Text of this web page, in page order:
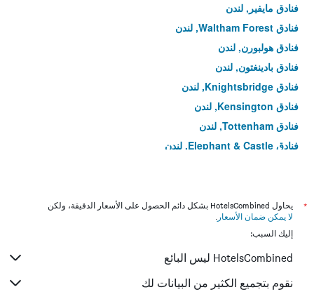
فنادق مايفير, لندن
فنادق Waltham Forest, لندن
فنادق هولبورن, لندن
فنادق بادينغتون, لندن
فنادق Knightsbridge, لندن
فنادق Kensington, لندن
فنادق Tottenham, لندن
فنادق Elephant & Castle, لندن
فنادق Stamford Hill, لندن
فنادق Stoke Newington, لندن
فنادق Peckham, لندن
فنادق Angel, لندن
*
يحاول HotelsCombined بشكل دائم الحصول على الأسعار الدقيقة، ولكن
لا يمكن ضمان الأسعار .
إليك السبب:
HotelsCombined ليس البائع
نقوم بتجميع الكثير من البيانات لك